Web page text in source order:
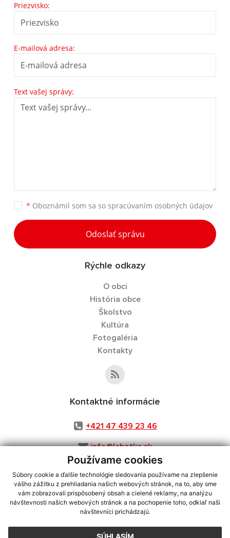
Používame cookies
Súbory cookie a ďalšie technológie sledovania používame na zlepšenie
vášho zážitku z prehliadania našich webových stránok, na to, aby sme
vám zobrazovali prispôsobený obsah a cielené reklamy, na analýzu
návštevnosti našich webových stránok a na pochopenie toho, odkiaľ naši
návštevníci prichádzajú.
Priezvisko:
E-mailová adresa:
Text vašej správy:
* Oboznámil som sa so spracúvaním osobných údajov
Odoslať správu
Rýchle odkazy
O obci
História obce
Školstvo
Kultúra
Fotogaléria
Kontakty
Kontaktné informácie
+421 47 439 23 46
info@lehotka.sk
využite možnosť získavania aktuálnych informácií s využitím RSS
CMS systém (redakčný) systém ECHELON 2,Mapa stránok,web portál
webex.digital, s.r.o.,domény,registrácia domény